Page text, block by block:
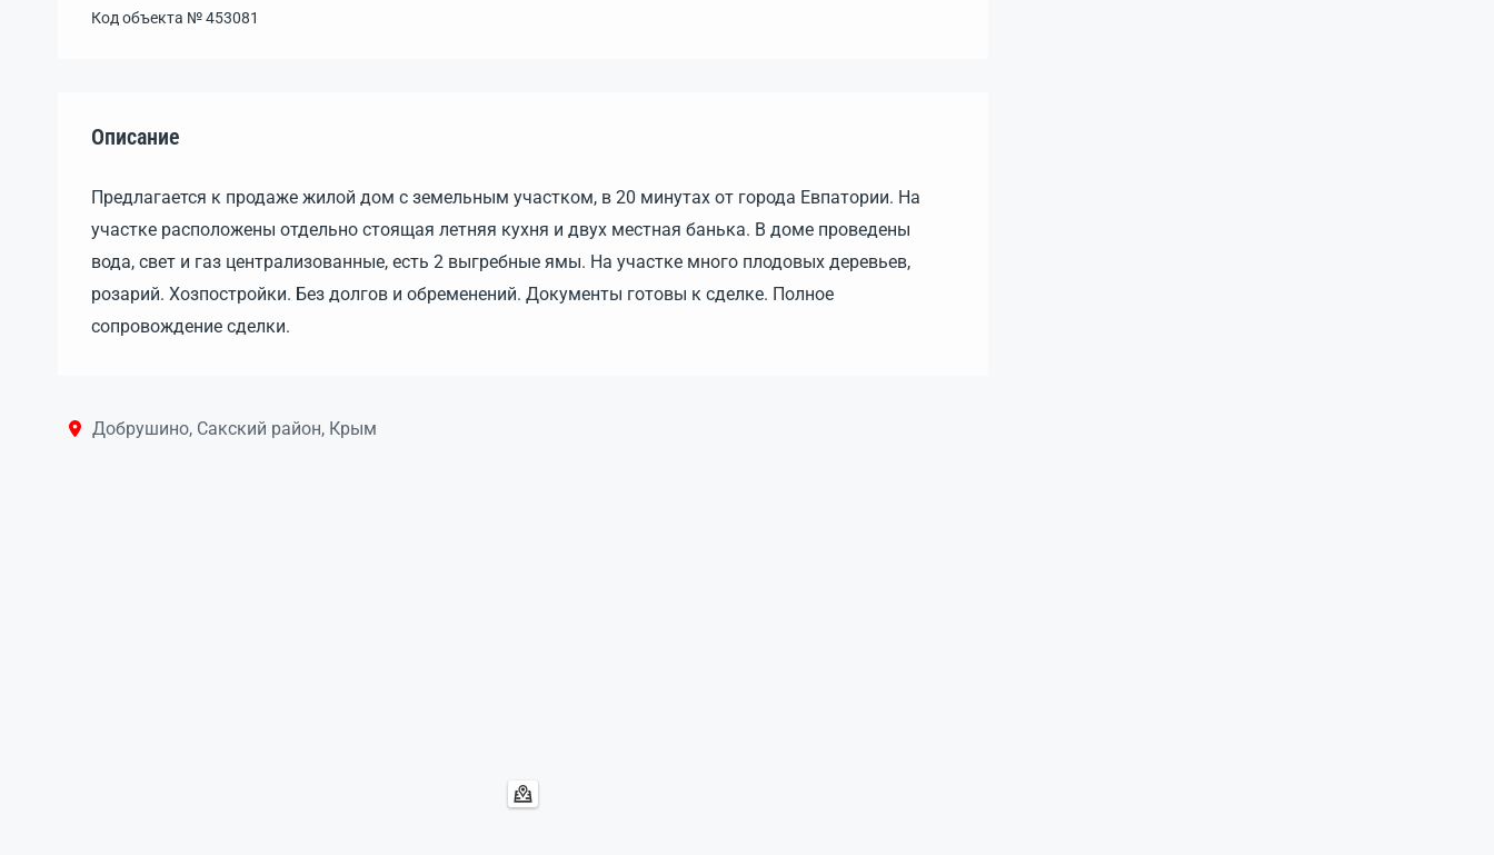
Код объекта №453081
Описание
Предлагается к продаже жилой дом с земельным участком, в 20 минутах от города Евпатории. На
участке расположены отдельно стоящая летняя кухня и двух местная банька. В доме проведены
вода, свет и газ централизованные, есть 2 выгребные ямы. На участке много плодовых деревьев,
розарий. Хозпостройки. Без долгов и обременений. Документы готовы к сделке. Полное
сопровождение сделки.
Добрушино, Сакский район, Крым